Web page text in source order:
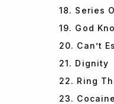
18. Series
19. God
20. Can’t
21. Dignity
22. Ring
23.